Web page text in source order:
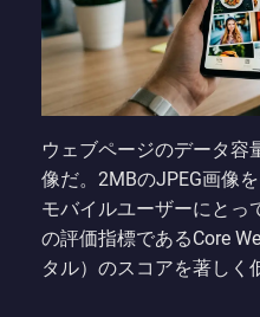
ウェブページのデータ容
像だ。2MBのJPEG画像
モバイルユーザーにとっ
の評価指標であるCore
タル）のスコアを著しく